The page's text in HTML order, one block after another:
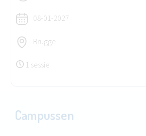
08-01-2027
Brugge
1 sessie
Campussen